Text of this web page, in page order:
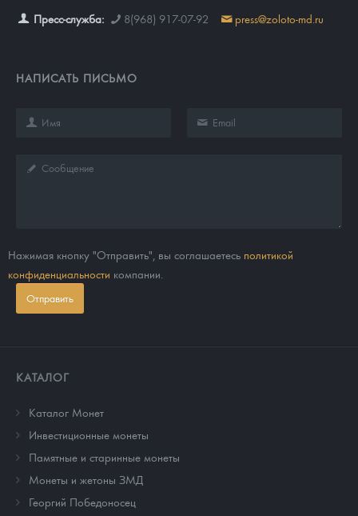
Пресс-служба: 8(968) 917-07-92 press@zoloto-md.ru
НАПИСАТЬ ПИСЬМО
Нажимая кнопку "Отправить", вы соглашаетесь политикой
конфиденциальности компании.
Отправить
КАТАЛОГ
Каталог Монет
Инвестиционные монеты
Памятные и старинные монеты
Монеты и жетоны ЗМД
Георгий Победоносец